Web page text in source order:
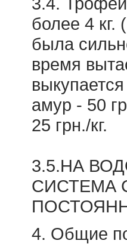
более 4 кг.
была
время
амур - 50
25 грн./кг.
3.5.НА
СИСТЕМА
4. Общие